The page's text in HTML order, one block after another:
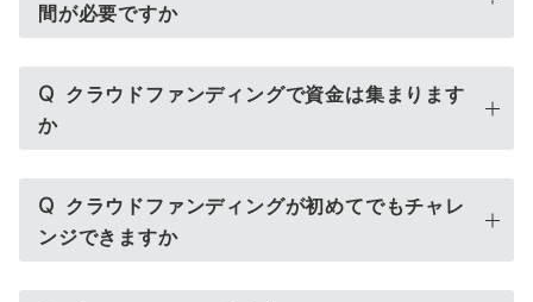
間が必要ですか
Q クラウドファンディングで資金は集まります
か
Q クラウドファンディングが初めてでもチャレ
ンジできますか